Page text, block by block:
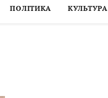
ПОЛІТИКА КУЛЬТУРА